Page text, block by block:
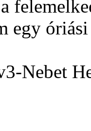
egy
Nebet